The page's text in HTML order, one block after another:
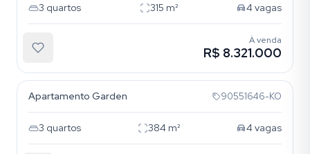
3 quartos 315 m² 4 vagas
À venda
R$ 8.321.000
Apartamento Garden 90551646-KO
3 quartos 384 m² 4 vagas